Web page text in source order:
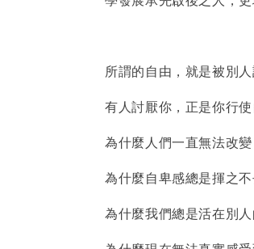
所謂的自由，就是被別人
有人討厭你，正是你行
為什麼人們一直無法改變
為什麼自卑感總是揮之不
為什麼我們總是活在別